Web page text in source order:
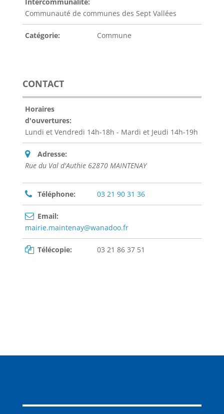
Communauté de communes des Sept Vallées
Catégorie: Commune
CONTACT
Horaires
d'ouvertures:
Lundi et Vendredi 14h-18h - Mardi et Jeudi 14h-19h
Adresse:
Rue du Val d'Authie 62870 MAINTENAY
Téléphone: 03 21 90 31 36
Email:
mairie.maintenay@wanadoo.fr
Télécopie: 03 21 86 37 51